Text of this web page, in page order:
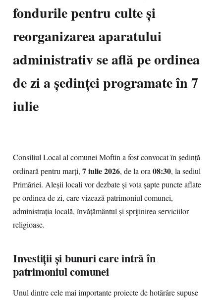
fondurile pentru culte și
reorganizarea aparatului
administrativ se află pe ordinea
de zi a ședinței programate în 7
iulie
Consiliul Local al comunei Moftin a fost convocat în ședință
ordinară pentru marți, 7 iulie 2026, de la ora08:30, la sediul
Primăriei. Aleșii locali vor dezbate și vota șapte puncte aflate
pe ordinea de zi, care vizează patrimoniul comunei,
administrația locală, învățământul și sprijinirea serviciilor
religioase.
Investiții și bunuri care intră în
patrimoniul comunei
Unul dintre cele mai importante proiecte de hotărâre supuse